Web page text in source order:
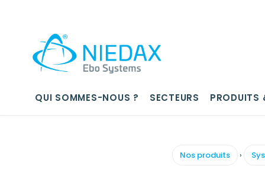
QUI SOMMES-NOUS ? SECTEURS PRODUITS
Nos produits ›